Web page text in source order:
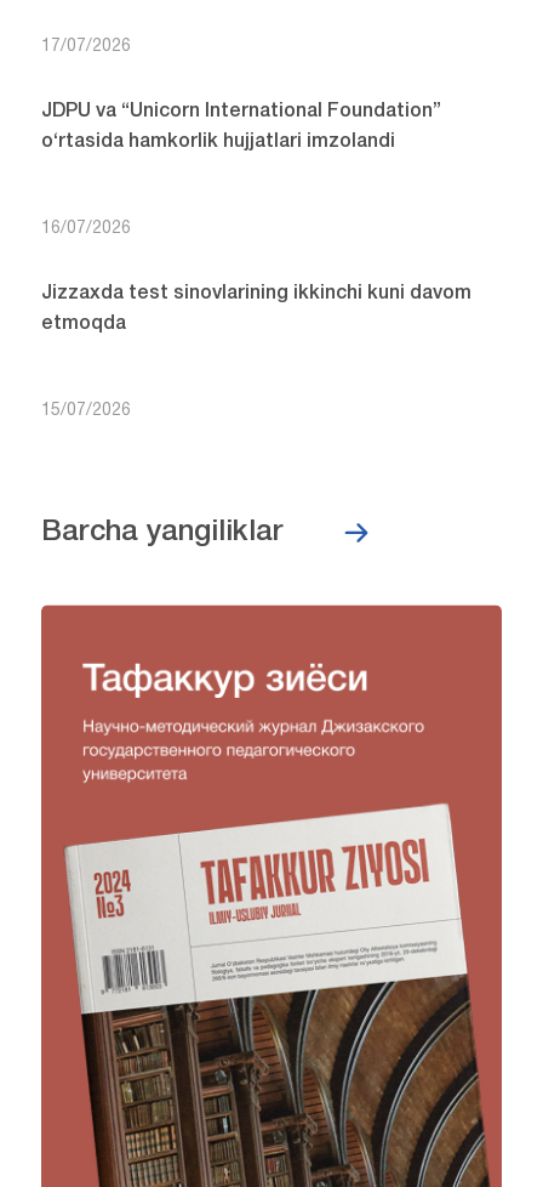
17/07/2026
JDPU va “Unicorn International Foundation”
o‘rtasida hamkorlik hujjatlari imzolandi
16/07/2026
Jizzaxda test sinovlarining ikkinchi kuni davom
etmoqda
15/07/2026
Barcha yangiliklar